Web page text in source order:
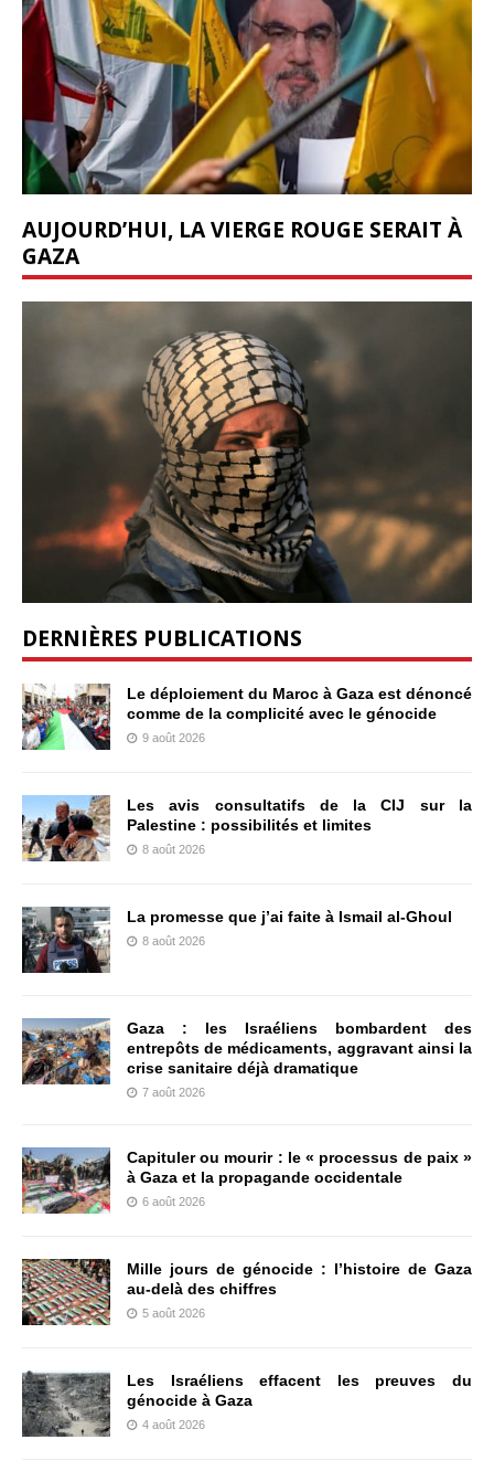
AUJOURD’HUI, LA VIERGE ROUGE SERAIT À
GAZA
DERNIÈRES PUBLICATIONS
Le déploiement du Maroc à Gaza est dénoncé
comme de la complicité avec le génocide
9 août 2026
Les avis consultatifs de la CIJ sur la
Palestine : possibilités et limites
8 août 2026
La promesse que j’ai faite à Ismail al-Ghoul
8 août 2026
Gaza : les Israéliens bombardent des
entrepôts de médicaments, aggravant ainsi la
crise sanitaire déjà dramatique
7 août 2026
Capituler ou mourir : le « processus de paix »
à Gaza et la propagande occidentale
6 août 2026
Mille jours de génocide : l’histoire de Gaza
au-delà des chiffres
5 août 2026
Les Israéliens effacent les preuves du
génocide à Gaza
4 août 2026